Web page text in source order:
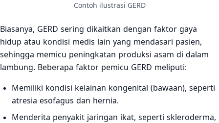
Contoh ilustrasi GERD
Biasanya, GERD sering dikaitkan dengan faktor gaya
hidup atau kondisi medis lain yang mendasari pasien,
sehingga memicu peningkatan produksi asam di dalam
lambung. Beberapa faktor pemicu GERD meliputi:
Memiliki kondisi kelainan kongenital (bawaan), seperti
atresia esofagus dan hernia.
Menderita penyakit jaringan ikat, seperti skleroderma,